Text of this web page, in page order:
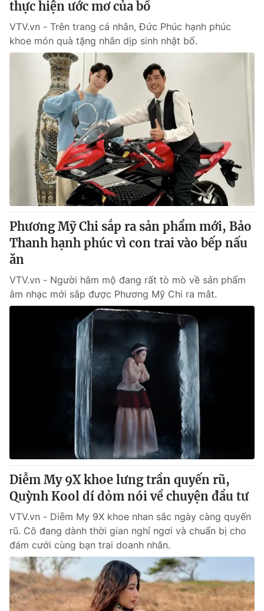
thực hiện ước mơ của bố
VTV.vn - Trên trang cá nhân, Đức Phúc hạnh phúc
khoe món quà tặng nhân dịp sinh nhật bố.
Phương Mỹ Chi sắp ra sản phẩm mới, Bảo
Thanh hạnh phúc vì con trai vào bếp nấu
ăn
VTV.vn - Người hâm mộ đang rất tò mò về sản phẩm
âm nhạc mới sắp được Phương Mỹ Chi ra mắt.
Diễm My 9X khoe lưng trần quyến rũ,
Quỳnh Kool dí dỏm nói về chuyện đầu tư
VTV.vn - Diễm My 9X khoe nhan sắc ngày càng quyến
rũ. Cô đang dành thời gian nghỉ ngơi và chuẩn bị cho
đám cưới cùng bạn trai doanh nhân.